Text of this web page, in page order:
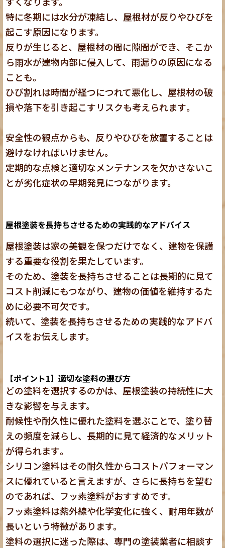
特に冬期には水分が凍結し、屋根材が反りやひびを
起こす原因になります。
反りが生じると、屋根材の間に隙間ができ、そこか
ら雨水が建物内部に侵入して、雨漏りの原因になる
ことも。
ひび割れは時間が経つにつれて悪化し、屋根材の破
損や落下を引き起こすリスクも考えられます。
安全性の観点からも、反りやひびを放置することは
避けなければいけません。
定期的な点検と適切なメンテナンスを欠かさないこ
とが劣化症状の早期発見につながります。
屋根塗装を長持ちさせるための実践的なアドバイス
屋根塗装は家の美観を保つだけでなく、建物を保護
する重要な役割を果たしています。
そのため、塗装を長持ちさせることは長期的に見て
コスト削減にもつながり、建物の価値を維持するた
めに必要不可欠です。
続いて、塗装を長持ちさせるための実践的なアドバ
イスをお伝えします。
【ポイント1】適切な塗料の選び方
どの塗料を選択するのかは、屋根塗装の持続性に大
きな影響を与えます。
耐候性や耐久性に優れた塗料を選ぶことで、塗り替
えの頻度を減らし、長期的に見て経済的なメリット
が得られます。
シリコン塗料はその耐久性からコストパフォーマン
スに優れていると言えますが、さらに長持ちを望む
のであれば、フッ素塗料がおすすめです。
フッ素塗料は紫外線や化学変化に強く、耐用年数が
長いという特徴があります。
塗料の選択に迷った際は、専門の塗装業者に相談す